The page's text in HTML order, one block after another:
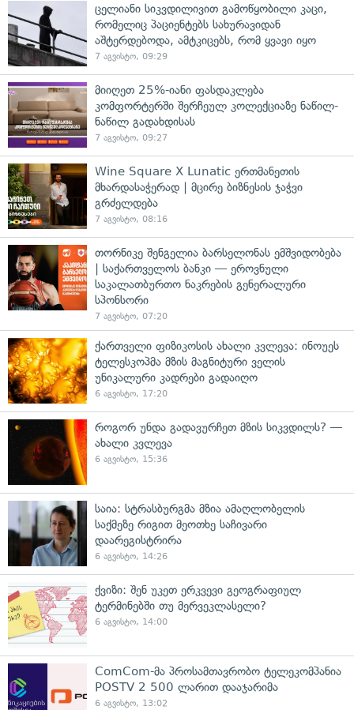
ცელიანი სიკვდილივით გამოწყობილი კაცი,
რომელიც პაციენტებს სახურავიდან
აშტერდებოდა, ამტკიცებს, რომ ყვავი იყო
7 აგვისტო, 09:29
მიიღეთ 25%-იანი ფასდაკლება
კომფორტერში შერჩეულ კოლექციაზე ნაწილ-
ნაწილ გადახდისას
7 აგვისტო, 09:27
Wine Square X Lunatic ერთმანეთის
მხარდასაჭერად | მცირე ბიზნესის ჯაჭვი
გრძელდება
7 აგვისტო, 08:16
თორნიკე შენგელია ბარსელონას ემშვიდობება
| საქართველოს ბანკი — ეროვნული
საკალათბურთო ნაკრების გენერალური
სპონსორი
7 აგვისტო, 07:20
ქართველი ფიზიკოსის ახალი კვლევა: ინოუეს
ტელესკოპმა მზის მაგნიტური ველის
უნიკალური კადრები გადაიღო
6 აგვისტო, 17:20
როგორ უნდა გადავურჩეთ მზის სიკვდილს? —
ახალი კვლევა
6 აგვისტო, 15:36
საია: სტრასბურგმა მზია ამაღლობელის
საქმეზე რიგით მეოთხე საჩივარი
დაარეგისტრირა
6 აგვისტო, 14:26
ქვიზი: შენ უკეთ ერკვევი გეოგრაფიულ
ტერმინებში თუ მერვეკლასელი?
6 აგვისტო, 14:00
ComCom-მა პროსამთავრობო ტელეკომპანია
POSTV 2 500 ლარით დააჯარიმა
6 აგვისტო, 13:02